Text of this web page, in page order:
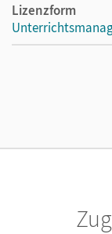
Lizenzform